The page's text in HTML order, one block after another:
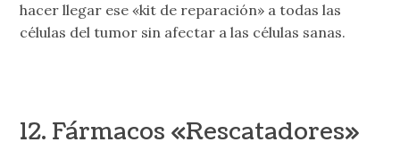
hacer llegar ese «kit de reparación» a todas las
células del tumor sin afectar a las células sanas.
12. Fármacos «Rescatadores»